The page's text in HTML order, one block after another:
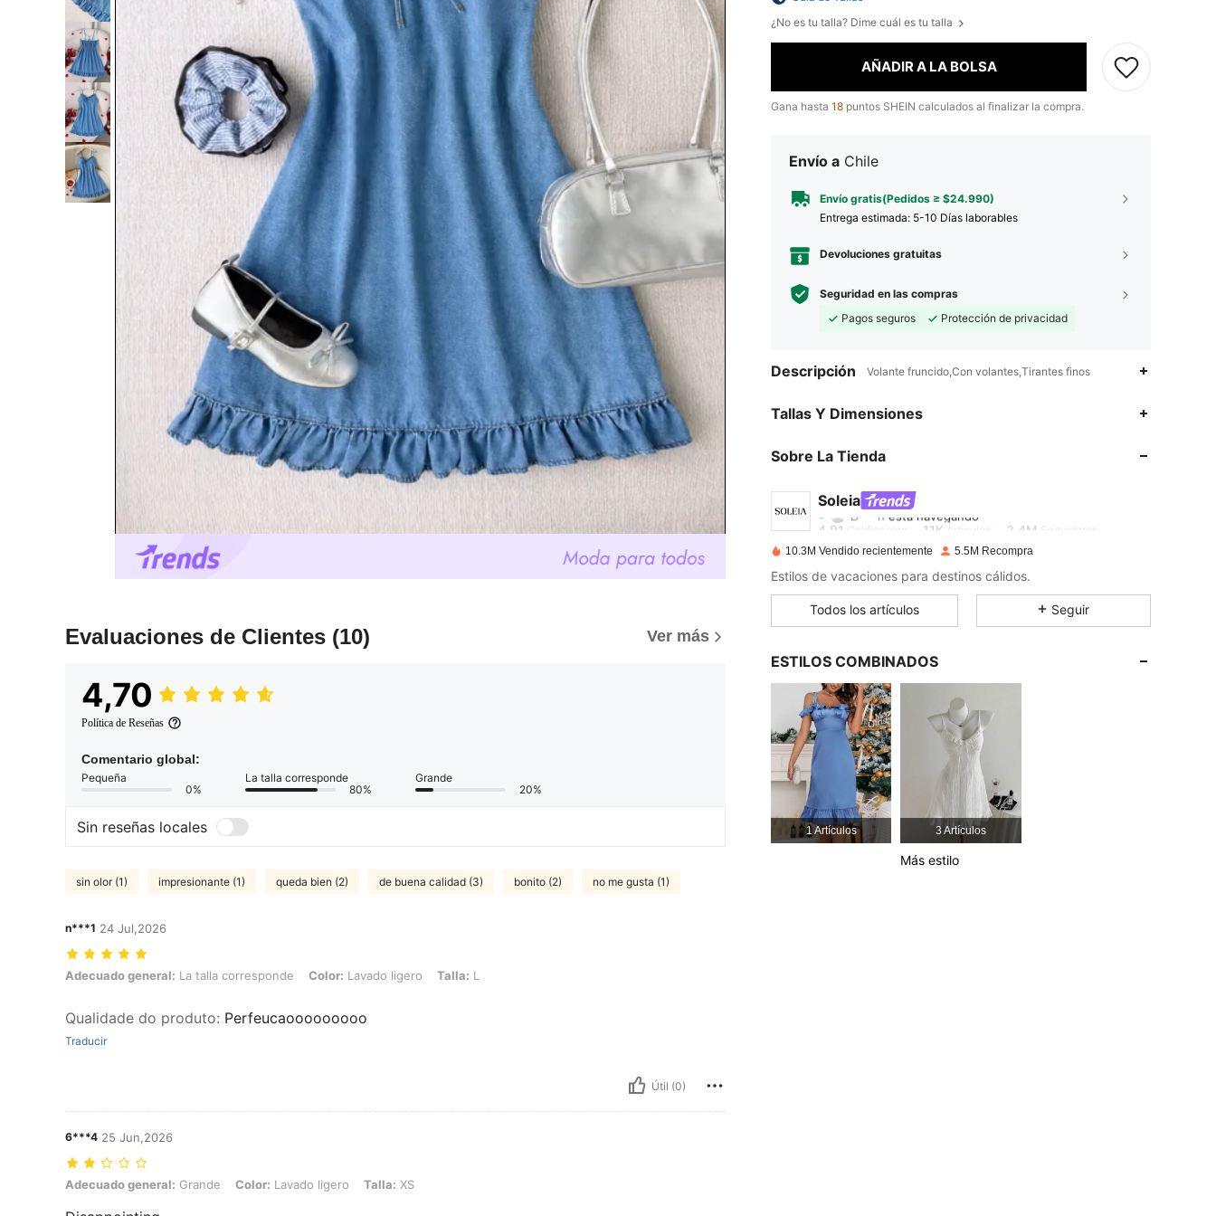
Evaluaciones de Clientes (10) Ver más
4,70
Política de Reseñas
Comentario global:
Pequeña
0%
La talla corresponde
80%
Grande
20%
Sin reseñas locales
sin olor (1) impresionante (1) queda bien (2) de buena calidad (3) bonito (2) no me gusta (1)
n***1 24 Jul,2026
Adecuado general: La talla corresponde, Color: Lavado ligero, Talla: L
Adecuado general: La talla corresponde Color: Lavado ligero Talla: L
Qualidade do produto: Perfeucaooooooooo
Traducir
Útil (0)
6***4 25 Jun,2026
Adecuado general: Grande, Color: Lavado ligero, Talla: XS
Adecuado general: Grande Color: Lavado ligero Talla: XS
¿No es tu talla? Dime cuál es tu talla
AÑADIR A LA BOLSA
Gana hasta 18 puntos SHEIN calculados al finalizar la compra.
Envío a Chile
Envío gratis(Pedidos ≥ $24.990)
Entrega estimada: 5-10 Días laborables
Devoluciones gratuitas
Seguridad en las compras
Pagos seguros
Protección de privacidad
Descripción Volante fruncido,Con volantes,Tirantes finos
Tallas Y Dimensiones
Sobre La Tienda
Soleia
4,91
D***nestá navegando
4,91 Calificación 11KArtículos 2.4M
4,91 11K 2.4M
4,91 11K 2.4M
2.4M
10.3M Vendido recientemente 5.5M Recompra
Estilos de vacaciones para destinos cálidos.
Todos los artículos Seguir
ESTILOS COMBINADOS
1 Artículos 3 Artículos
Más estilo